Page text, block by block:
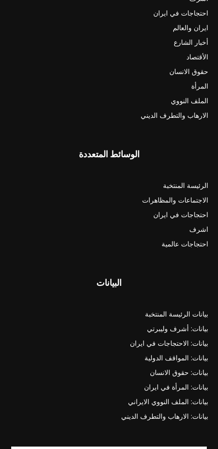
احتجاجات في ايران
ايران والعالم
أخبار الشارع
الأقتصاد
حقوق الانسان
المرأة
الملف النووي
الارهاب والتطرف الديني
الوسائط المتعددة
الرئيسة المنتخبة
الاجتماعات والمظاهرات
احتجاجات في ايران
اشرف
احتجاجات عالمية
البيانات
بيانات الرئيسة المنتخبة
بيانات: أشرف وليبرتي
بيانات: الاحتجاجات في ايران
بيانات: المواقف الدولية
بيانات: حقوق الانسان
بيانات: المرأة في ايران
بيانات: الملف النووي الايراني
بيانات: الارهاب والتطرف الديني